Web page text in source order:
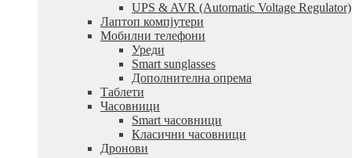
UPS & AVR (Automatic Voltage Regulator)
Лаптоп компјутери
Мобилни телефони
Уреди
Smart sunglasses
Дополнителна опрема
Таблети
Часовници
Smart часовници
Класични часовници
Дронови